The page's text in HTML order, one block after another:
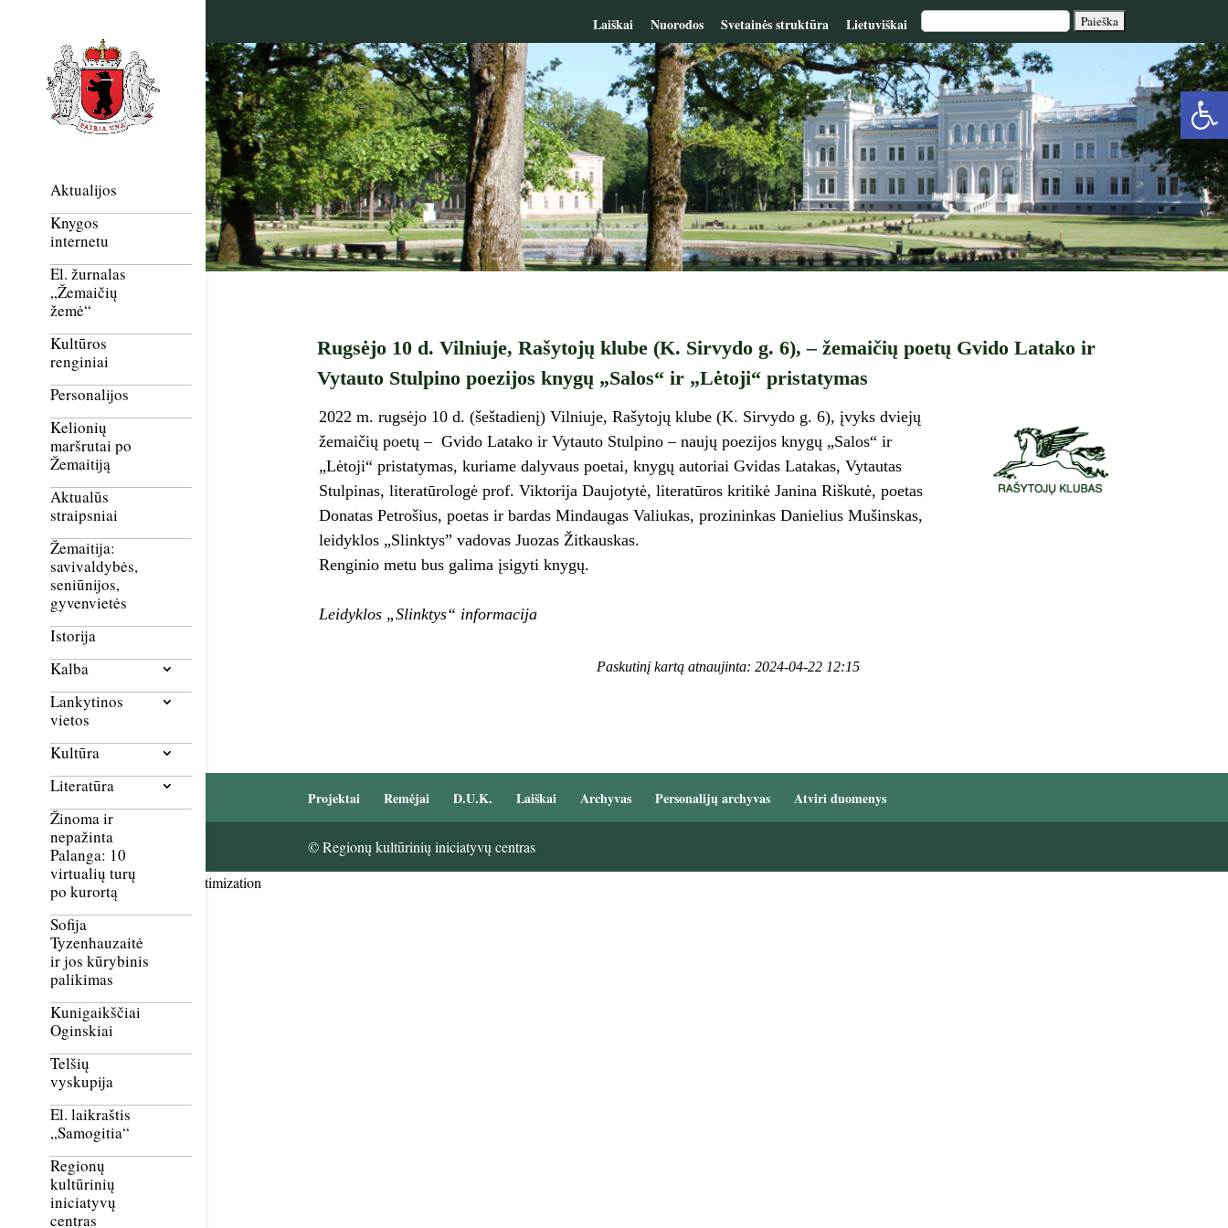
Laiškai Nuorodos Svetainės struktūra Lietuviškai
Aktualijos
Knygos
internetu
El. žurnalas
„Žemaičių
žemė“
Kultūros
renginiai
Personalijos
Kelionių
maršrutai po
Žemaitiją
Aktualūs
straipsniai
Žemaitija:
savivaldybės,
seniūnijos,
gyvenvietės
Istorija
Kalba
Lankytinos
vietos
Kultūra
Literatūra
Žinoma ir
nepažinta
Palanga: 10
virtualių turų
po kurortą
Sofija
Tyzenhauzaitė
ir jos kūrybinis
palikimas
Kunigaikščiai
Oginskiai
Telšių
vyskupija
El. laikraštis
„Samogitia“
Regionų
kultūrinių
iniciatyvų
centras
Rugsėjo 10 d. Vilniuje, Rašytojų klube (K. Sirvydo g. 6), – žemaičių poetų Gvido Latako ir
Vytauto Stulpino poezijos knygų „Salos“ ir „Lėtoji“ pristatymas
2022 m. rugsėjo 10 d. (šeštadienį) Vilniuje, Rašytojų klube (K. Sirvydo g. 6), įvyks dviejų
žemaičių poetų – Gvido Latako ir Vytauto Stulpino – naujų poezijos knygų „Salos“ ir
„Lėtoji“ pristatymas, kuriame dalyvaus poetai, knygų autoriai Gvidas Latakas, Vytautas
Stulpinas, literatūrologė prof. Viktorija Daujotytė, literatūros kritikė Janina Riškutė, poetas
Donatas Petrošius, poetas ir bardas Mindaugas Valiukas, prozininkas Danielius Mušinskas,
leidyklos „Slinktys” vadovas Juozas Žitkauskas.
Renginio metu bus galima įsigyti knygų.
Leidyklos „Slinktys“ informacija
Paskutinį kartą atnaujinta: 2024-04-22 12:15
Projektai Remėjai D.U.K. Laiškai Archyvas Personalijų archyvas Atviri duomenys
© Regionų kultūrinių iniciatyvų centras
Smush Image Compression and Optimization